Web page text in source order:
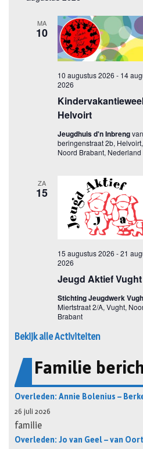
Bekijk alle Activiteiten
Familie
Overleden: Annie Bolenius –
26 juli 2026
familie
Overleden: Jo van Geel – van Oort